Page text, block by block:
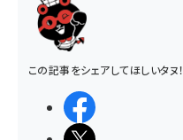
この記事をシェアしてほしいタヌ！